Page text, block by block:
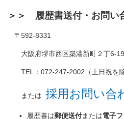
＞＞ 履歴書送付・お問い
〒 592-8331
大阪府堺市西区築港新町２丁6-19
TEL： 072-247-2002 （土日祝を
または 採用お問い合
履歴書は郵便送付または電子